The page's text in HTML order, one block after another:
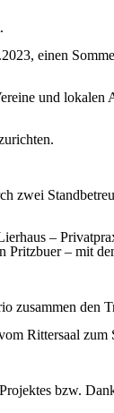
einen
und lokalen
zwei
–
– mit
den
Rittersaal zum
bzw.